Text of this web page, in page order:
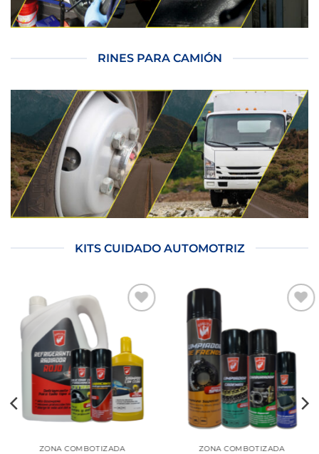
RINES PARA CAMIÓN
KITS CUIDADO AUTOMOTRIZ
a la
lista
de
deseos
ZONA COMBOTIZADA
lista
de
deseos
ZONA COMBOTIZADA